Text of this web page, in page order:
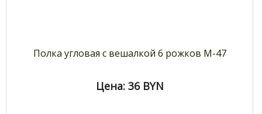
Полка угловая с вешалкой 6 рожков М-47
Цена: 36 BYN